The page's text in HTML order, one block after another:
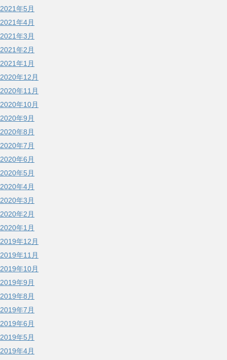
2021年5月
2021年4月
2021年3月
2021年2月
2021年1月
2020年12月
2020年11月
2020年10月
2020年9月
2020年8月
2020年7月
2020年6月
2020年5月
2020年4月
2020年3月
2020年2月
2020年1月
2019年12月
2019年11月
2019年10月
2019年9月
2019年8月
2019年7月
2019年6月
2019年5月
2019年4月